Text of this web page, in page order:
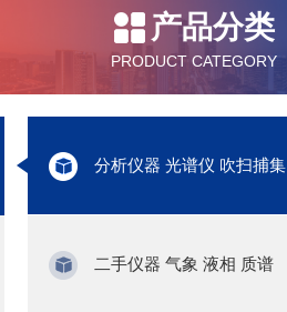
产品分类
PRODUCT CATEGORY
分析仪器 光谱仪 吹扫捕集
二手仪器 气象 液相 质谱